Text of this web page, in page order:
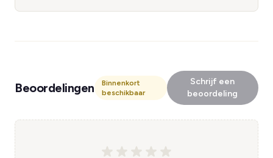
Beoordelingen
Binnenkort
beschikbaar
Schrijf een
beoordeling